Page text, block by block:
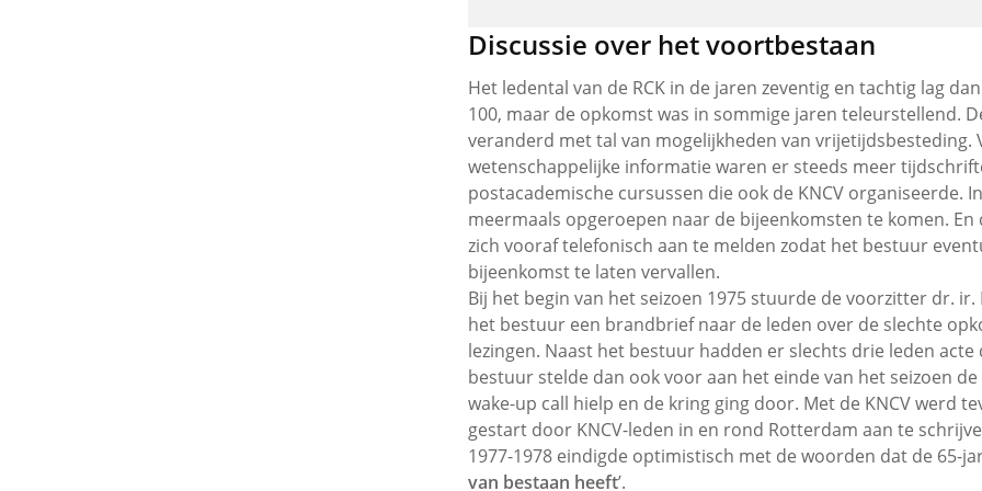
Discussie over het voortbestaan
Het ledental van de RCK in de jaren zeventig en tachtig lag
100, maar de opkomst was in sommige jaren teleurstellend.
veranderd met tal van mogelijkheden van vrijetijdsbesteding.
wetenschappelijke informatie waren er steeds meer
postacademische cursussen die ook de KNCV organiseerde.
meermaals opgeroepen naar de bijeenkomsten te komen.
zich vooraf telefonisch aan te melden zodat het bestuur
bijeenkomst te laten vervallen.
Bij het begin van het seizoen 1975 stuurde de voorzitter dr.
het bestuur een brandbrief naar de leden over de slechte
lezingen. Naast het bestuur hadden er slechts drie leden acte
bestuur stelde dan ook voor aan het einde van het seizoen
wake-up call hielp en de kring ging door. Met de KNCV werd
gestart door KNCV-leden in en rond Rotterdam aan te
1977-1978 eindigde optimistisch met de woorden dat de 65-
van bestaan heeft’.